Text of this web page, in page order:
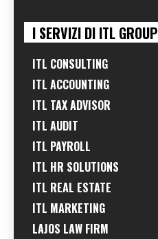
I SERVIZI DI ITL GROUP
ITL CONSULTING
ITL ACCOUNTING
ITL TAX ADVISOR
ITL AUDIT
ITL PAYROLL
ITL HR SOLUTIONS
ITL REAL ESTATE
ITL MARKETING
LAJOS LAW FIRM